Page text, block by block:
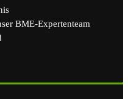
BME-Expertenteam